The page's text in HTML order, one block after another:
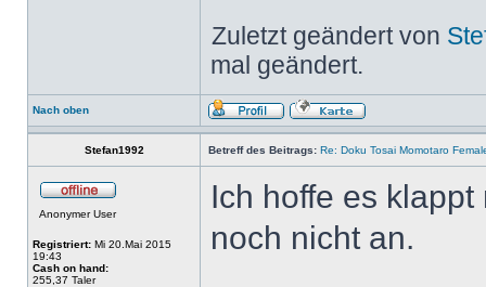
Zuletzt geändert von
mal geändert.
Nach oben
Stefan1992 Betreff des Beitrags: Re: Doku Tosai Momotaro
Anonymer User
Registriert: Mi 20.Mai 2015
19:43
Cash on hand:
255,37 Taler
Ich hoffe es
noch nicht an.